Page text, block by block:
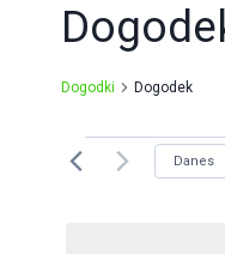
Dogodki Dogodek
Danes